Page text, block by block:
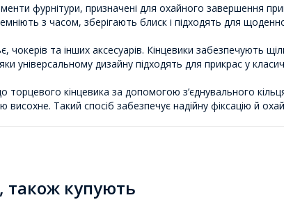
фурнітури, призначені для охайного завершення
з часом, зберігають блиск і підходять для
та інших аксесуарів. Кінцевики забезпечують
універсальному дизайну підходять для прикрас у
торцевого кінцевика за допомогою з’єднувального
висохне. Такий спосіб забезпечує надійну фіксацію й
також купують